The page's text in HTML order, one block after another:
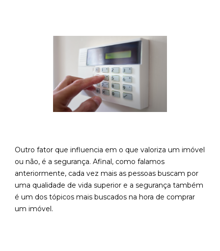
Outro fator que influencia em o que valoriza um imóvel
ou não, é a segurança. Afinal, como falamos
anteriormente, cada vez mais as pessoas buscam por
uma qualidade de vida superior e a segurança também
é um dos tópicos mais buscados na hora de comprar
um imóvel.